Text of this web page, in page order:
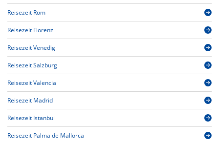
Reisezeit Rom
Reisezeit Florenz
Reisezeit Venedig
Reisezeit Salzburg
Reisezeit Valencia
Reisezeit Madrid
Reisezeit Istanbul
Reisezeit Palma de Mallorca